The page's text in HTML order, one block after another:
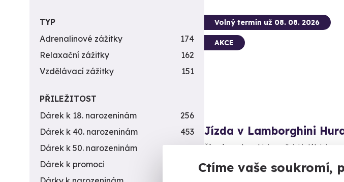
Ctíme vaše soukromí,
Volný termín už 08. 08. 2026
AKCE
Jízda v Lamborghini
Řízení Lamborghini na silnici i dálnici.
Brno (+ 2 další lokality)
TYP
Adrenalinové zážitky
174
Relaxační zážitky
162
Vzdělávací zážitky
151
PŘILEŽITOST
Dárek k 18. narozeninám
256
Dárek k 40. narozeninám
453
Dárek k 50. narozeninám
378
Dárek k promoci